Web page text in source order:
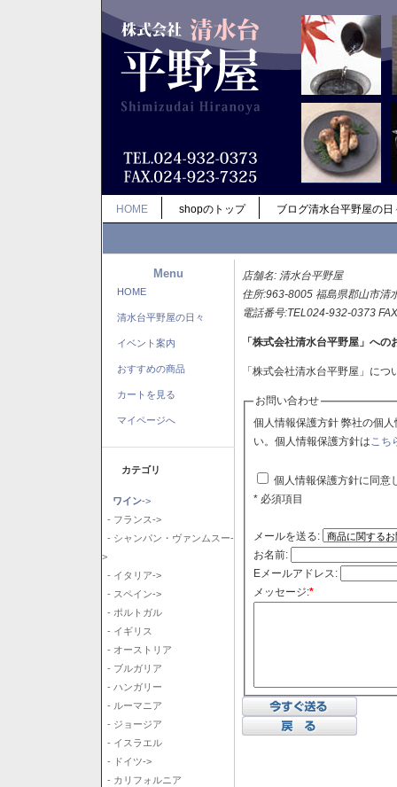
HOME shopのトップ ブログ清水台平野屋の日
Menu
HOME
清水台平野屋の日々
イベント案内
おすすめの商品
カートを見る
マイページへ
カテゴリ
ワイン->
- フランス->
- シャンパン・ヴァンムスー-
>
- イタリア->
- スペイン->
- ポルトガル
- イギリス
- オーストリア
- ブルガリア
- ハンガリー
- ルーマニア
- ジョージア
- イスラエル
- ドイツ->
- カリフォルニア
店舗名: 清水台平野屋
住所:963-8005 福島県郡山市清
電話番号:TEL024-932-0373
「株式会社清水台平野屋」への
「株式会社清水台平野屋」に
お問い合わせ
個人情報保護方針 弊社の個人情報保護方針に同意される場合はチェックボックスをクリックしてくださ
い。個人情報保護方針はこち
個人情報保護方針に同意
* 必須項目
メールを送る:
お名前:
Eメールアドレス:
メッセージ:*